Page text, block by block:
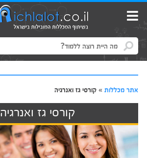
אתר מכללות» קורסי גז ואנרגיה
קורסי גז ואנרגיה